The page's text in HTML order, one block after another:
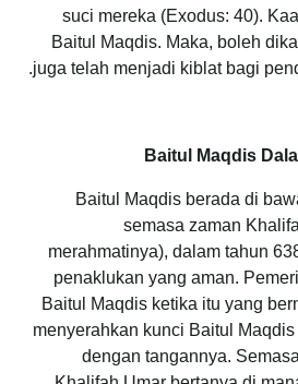
suci mereka (Exodus: 40).
Baitul Maqdis. Maka, boleh
juga telah menjadi kiblat bagi
Baitul Maqdis
Baitul Maqdis berada di
semasa zaman
merahmatinya), dalam tahun
penaklukan yang aman.
Baitul Maqdis ketika itu yang
menyerahkan kunci Baitul
dengan tangannya.